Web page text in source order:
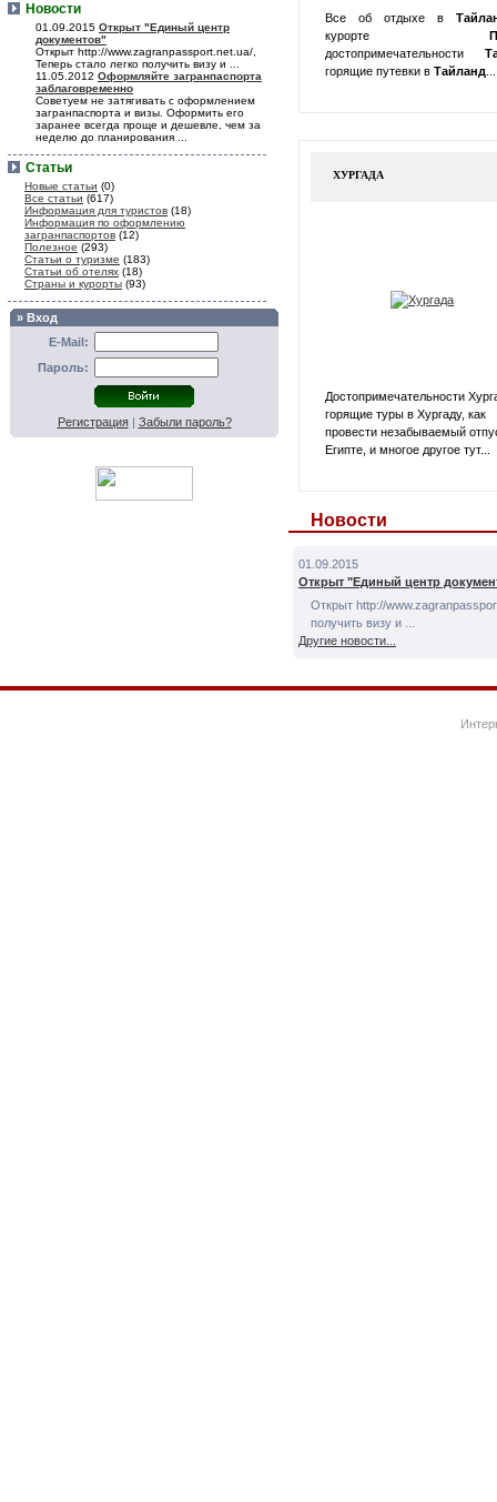
Новости
01.09.2015 Открыт "Единый центр
документов"
Открыт http://www.zagranpassport.net.ua/,
Теперь стало легко получить визу и ...
11.05.2012 Оформляйте загранпаспорта
заблаговременно
Советуем не затягивать с оформлением
загранпаспорта и визы. Оформить его
заранее всегда проще и дешевле, чем за
неделю до планирования ...
Статьи
Новые статьи (0)
Все статьи (617)
Информация для туристов (18)
Информация по оформлению
загранпаспортов (12)
Полезное (293)
Статьи о туризме (183)
Статьи об отелях (18)
Страны и курорты (93)
» Вход
E-Mail:
Пароль:
Регистрация| Забыли пароль?
Все об отдыхе в
курорте
достопримечательности
горящие путевки в Тайланд
ХУРГАДА
Достопримечательности
горящие туры в Хургаду, как
провести незабываемый
Египте, и многое другое тут...
Новости
01.09.2015
Открыт "Единый центр
Открыт http://
получить визу и ...
Другие новости...